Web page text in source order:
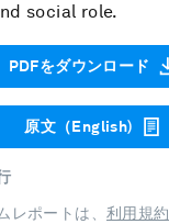
social role.
PDFをダウンロード
原文（English)
レポートは、 利用規約